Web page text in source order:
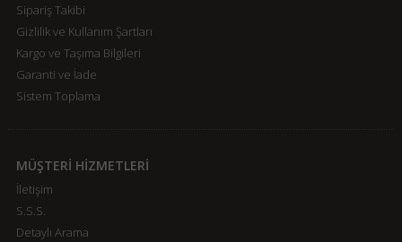
Sipariş Takibi
Gizlilik ve Kullanım Şartları
Kargo ve Taşıma Bilgileri
Garanti ve İade
Sistem Toplama
MÜŞTERİ HİZMETLERİ
İletişim
S.S.S.
Detaylı Arama